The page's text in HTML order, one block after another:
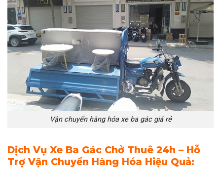
Vận chuyển hàng hóa xe ba gác giá rẻ
Dịch Vụ Xe Ba Gác Chở Thuê 24h – Hỗ
Trợ Vận Chuyển Hàng Hóa Hiệu Quả: